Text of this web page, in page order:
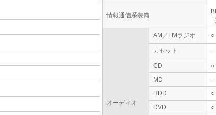
情報通信系装備
オーディオ
AM／FMラジオ ○
カセット -
CD
○
MD
-
HDD
○
DVD
○